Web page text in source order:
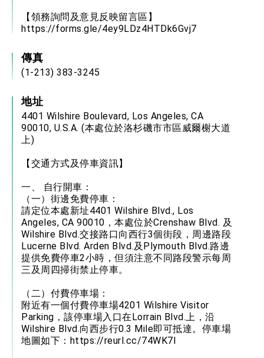
【領務詢問及意見反映留言區】
https://forms.gle/4ey9LDz4HTDk6Gvj7
傳真
(1-213) 383-3245
地址
4401 Wilshire Boulevard, Los Angeles, CA
90010, U.S.A. (本處位於洛杉磯市市區威爾榭大道
上)
【交通方式及停車資訊】
一、 自行開車：
（一）街邊免費停車：
請定位本處新址4401 Wilshire Blvd., Los
Angeles, CA 90010，本處位於Crenshaw Blvd. 及
Wilshire Blvd.交接路口向西行3個街段，周邊路段
Lucerne Blvd. Arden Blvd.及Plymouth Blvd.路邊
提供免費停車2小時，但須注意不同路段警示每周
三及周四掃街禁止停車。
（二）付費停車場：
附近有一個付費停車場4201 Wilshire Visitor
Parking，該停車場入口在Lorrain Blvd.上，沿
Wilshire Blvd.向西步行0.3 Mile即可抵達。停車場
地圖如下： https://reurl.cc/74WK7l